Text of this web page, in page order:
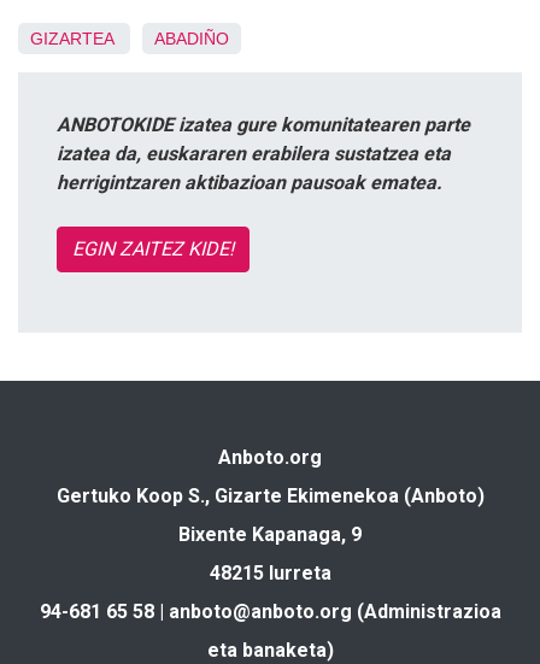
GIZARTEA ABADIÑO
ANBOTOKIDE izatea gure komunitatearen parte
izatea da, euskararen erabilera sustatzea eta
herrigintzaren aktibazioan pausoak ematea.
EGIN ZAITEZ KIDE!
Anboto.org
Gertuko Koop S., Gizarte Ekimenekoa (Anboto)
Bixente Kapanaga, 9
48215 Iurreta
94-681 65 58 | anboto@anboto.org (Administrazioa
eta banaketa)